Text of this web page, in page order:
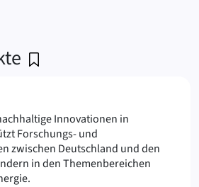
Innovationen in
Forschungs- und
zwischen Deutschland und den
in den Themenbereichen